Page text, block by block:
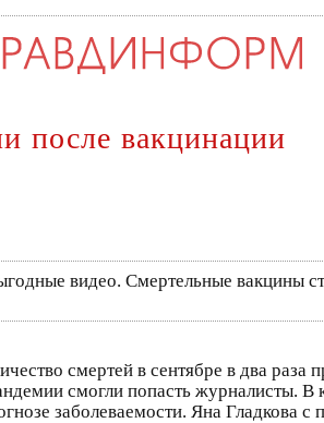
после вакцинации
видео. Смертельные вакцины
смертей в сентябре в два
смогли попасть журналисты.
заболеваемости. Яна Гладкова с